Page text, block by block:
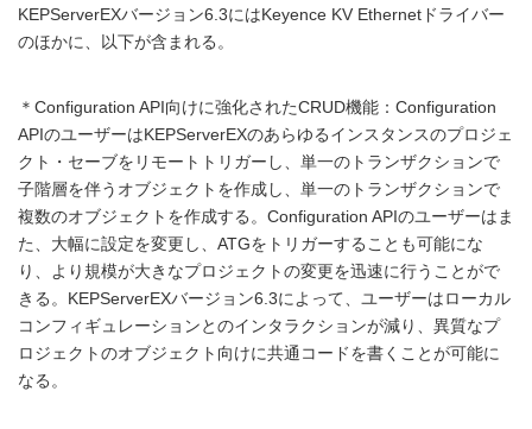
KEPServerEXバージョン6.3にはKeyence KV Ethernetドライバー
のほかに、以下が含まれる。
＊Configuration API向けに強化されたCRUD機能：Configuration
APIのユーザーはKEPServerEXのあらゆるインスタンスのプロジェ
クト・セーブをリモートトリガーし、単一のトランザクションで
子階層を伴うオブジェクトを作成し、単一のトランザクションで
複数のオブジェクトを作成する。Configuration APIのユーザーはま
た、大幅に設定を変更し、ATGをトリガーすることも可能にな
り、より規模が大きなプロジェクトの変更を迅速に行うことがで
きる。KEPServerEXバージョン6.3によって、ユーザーはローカル
コンフィギュレーションとのインタラクションが減り、異質なプ
ロジェクトのオブジェクト向けに共通コードを書くことが可能に
なる。